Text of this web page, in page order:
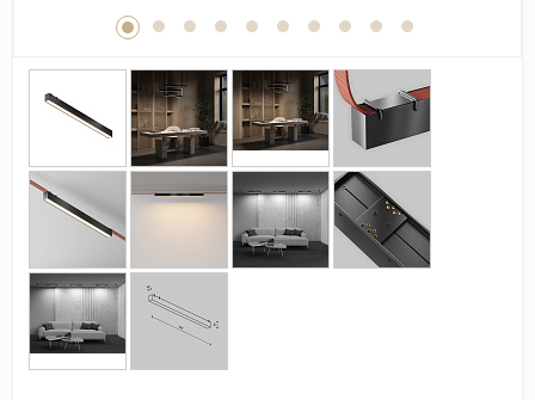
Поверхность
Матовая
Лаппатированная
Сатинированная
Карвинг
Структурная